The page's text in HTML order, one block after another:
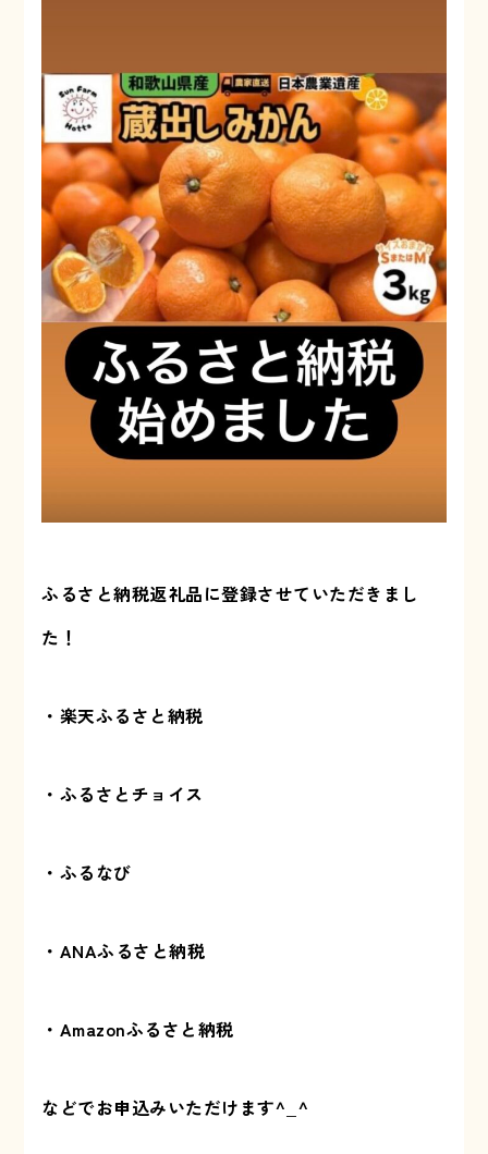
ふるさと納税返礼品に登録させていただきまし
た！
・楽天ふるさと納税
・ふるさとチョイス
・ふるなび
・ANAふるさと納税
・Amazonふるさと納税
などでお申込みいただけます^_^